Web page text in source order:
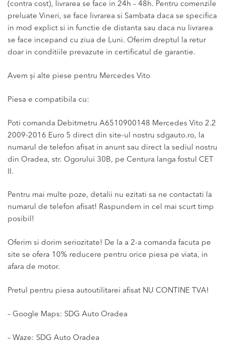
(contra cost), livrarea se face in 24h – 48h. Pentru comenzile
preluate Vineri, se face livrarea si Sambata daca se specifica
in mod explict si in functie de distanta sau daca nu livrarea
se face incepand cu ziua de Luni. Oferim dreptul la retur
doar in conditiile prevazute in certificatul de garantie.
Avem și alte piese pentru Mercedes Vito
Piesa e compatibila cu:
Poti comanda Debitmetru A6510900148 Mercedes Vito 2.2
2009-2016 Euro 5 direct din site-ul nostru sdgauto.ro, la
numarul de telefon afisat in anunt sau direct la sediul nostru
din Oradea, str. Ogorului 30B, pe Centura langa fostul CET
II.
Pentru mai multe poze, detalii nu ezitati sa ne contactati la
numarul de telefon afisat! Raspundem in cel mai scurt timp
posibil!
Oferim si dorim seriozitate! De la a 2-a comanda facuta pe
site se ofera 10% reducere pentru orice piesa pe viata, in
afara de motor.
Pretul pentru piesa autoutilitarei afisat NU CONTINE TVA!
– Google Maps: SDG Auto Oradea
– Waze: SDG Auto Oradea